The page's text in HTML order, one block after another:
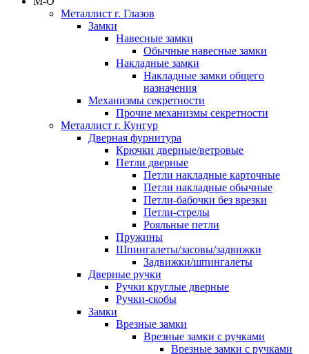
Металлист г. Глазов
Замки
Навесные замки
Обычные навесные замки
Накладные замки
Накладные замки общего
назначения
Механизмы секретности
Прочие механизмы секретности
Металлист г. Кунгур
Дверная фурнитура
Крючки дверные/ветровые
Петли дверные
Петли накладные карточные
Петли накладные обычные
Петли-бабочки без врезки
Петли-стрелы
Рояльные петли
Пружины
Шпингалеты/засовы/задвижки
Задвижки/шпингалеты
Дверные ручки
Ручки круглые дверные
Ручки-скобы
Замки
Врезные замки
Врезные замки с ручками
Врезные замки с ручками